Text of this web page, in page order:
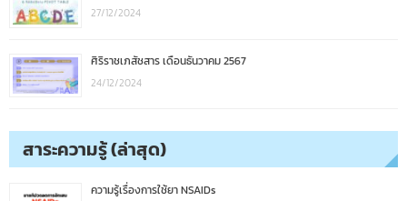
27/12/2024
ศิริราชเภสัชสาร เดือนธันวาคม 2567
24/12/2024
สาระความรู้ (ล่าสุด)
ความรู้เรื่องการใช้ยา NSAIDs